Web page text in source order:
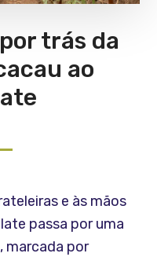
trás da
ao
e às mãos
passa por uma
marcada por